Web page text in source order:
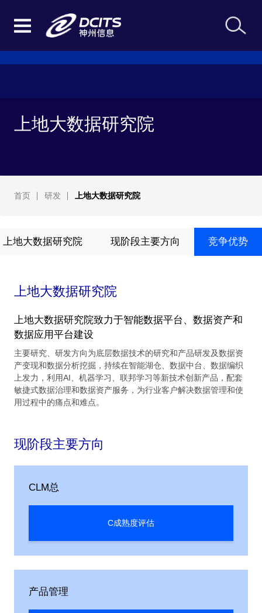
上地大数据研究院
首页 研发 上地大数据研究院
上地大数据研究院 现阶段主要方向 竞争优势
上地大数据研究院
上地大数据研究院致力于智能数据平台、数据资产和
数据应用平台建设
主要研究、研发方向为底层数据技术的研究和产品研发及数据资
产变现和数据分析挖掘，持续在智能湖仓、数据中台、数据编织
上发力，利用AI、机器学习、联邦学习等新技术创新产品，配套
敏捷式数据治理和数据资产服务，为行业客户解决数据管理和使
用过程中的痛点和难点。
现阶段主要方向
CLM总
C成熟度评估
产品管理